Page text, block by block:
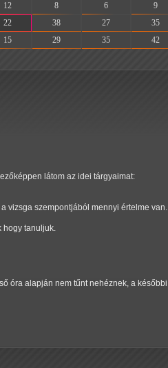
12 8 6
9
22 38 27
35
15 29 35 42
látom az idei tárgyaimat:
vizsga szempontjából mennyi értelme van.
hogy tanuljuk.
óra alapján nem tűnt nehéznek, a későbbi